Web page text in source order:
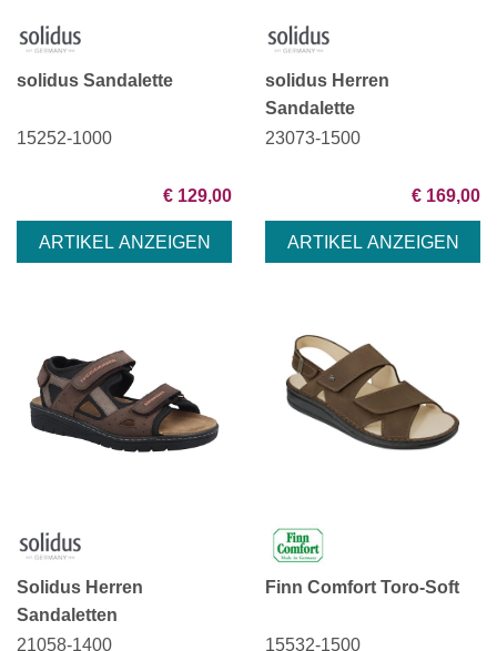
solidus Sandalette
15252-1000
€ 129,00
solidus Herren
Sandalette
23073-1500
€ 169,00
Solidus Herren
Sandaletten
21058-1400
Finn Comfort Toro-Soft
15532-1500